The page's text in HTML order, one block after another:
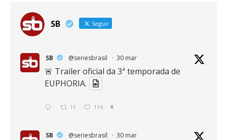
SB Seguir
SB @seriesbrasil · 30 mar
🚨 Trailer oficial da 3ª temporada de
EUPHORIA.
11 114 X
SB @seriesbrasil · 30 mar